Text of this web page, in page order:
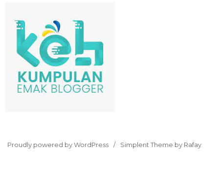
Proudly powered by WordPress Simplent Theme by Rafay